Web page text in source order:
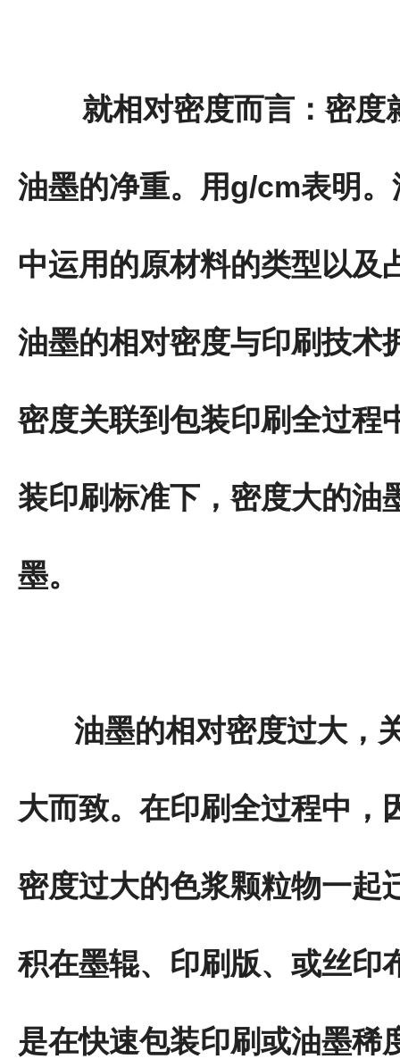
就相对密度而言：密度
油墨的净重。用g/cm表明
中运用的原材料的类型以及
油墨的相对密度与印刷技术
密度关联到包装印刷全过程
装印刷标准下，密度大的油
墨。
油墨的相对密度过大，
大而致。在印刷全过程中，
密度过大的色浆颗粒物一起
积在墨辊、印刷版、或丝印
是在快速包装印刷或油墨稀